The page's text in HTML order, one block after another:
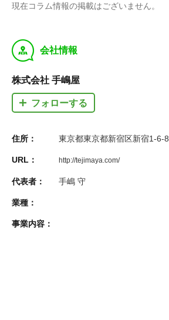
現在コラム情報の掲載はございません。
y 会社情報
株式会社 手嶋屋
フォローする
住所： 東京都東京都新宿区新宿1-6-8
URL： http://tejimaya.com/
代表者： 手嶋 守
業種：
事業内容：